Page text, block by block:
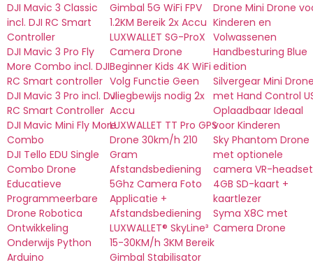
DJI Mavic 3 Classic
incl. DJI RC Smart
Controller
DJI Mavic 3 Pro Fly
More Combo incl. DJI
RC Smart controller
DJI Mavic 3 Pro incl. DJI
RC Smart Controller
DJI Mavic Mini Fly More
Combo
DJI Tello EDU Single
Combo Drone
Educatieve
Programmeerbare
Drone Robotica
Ontwikkeling
Onderwijs Python
Arduino
Gimbal 5G WiFi FPV
1.2KM Bereik 2x Accu
LUXWALLET SG-ProX
Camera Drone
Beginner Kids 4K WiFi
Volg Functie Geen
vliegbewijs nodig 2x
Accu
LUXWALLET TT Pro GPS
Drone 30km/h 210
Gram
Afstandsbediening
5Ghz Camera Foto
Applicatie +
Afstandsbediening
LUXWALLET® SkyLine³
15-30KM/h 3KM Bereik
Gimbal Stabilisator
Drone Mini Drone
Kinderen en
Volwassenen
Handbesturing Blue
edition
Silvergear Mini
met Hand Control
Oplaadbaar Ideaal
voor Kinderen
Sky Phantom Drone
met optionele
camera VR-headset
4GB SD-kaart +
kaartlezer
Syma X8C met
Camera Drone